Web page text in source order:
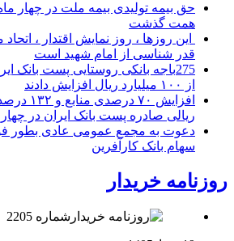
همت گذشت
این روزها ، روز نمایش اقتدار ،
قدر شناسی از امام شهید است
275باجه بانکی روستایی پست بانک
از ۱۰۰ میلیارد ریال افزایش دادند
افزایش
ریالی صادره پست بانک ایران در
دعوت به مجمع عمومی عادی بطور
سهام بانک کارآفرین
روزنامه خریدار